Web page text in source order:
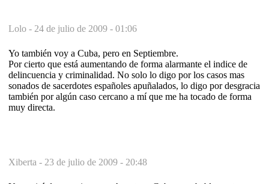
Lolo - 24 de julio de 2009 - 01:06
Yo también voy a Cuba, pero en Septiembre.
Por cierto que está aumentando de forma alarmante el indice de
delincuencia y criminalidad. No solo lo digo por los casos mas
sonados de sacerdotes españoles apuñalados, lo digo por desgracia
también por algún caso cercano a mí que me ha tocado de forma
muy directa.
Xiberta - 23 de julio de 2009 - 20:48